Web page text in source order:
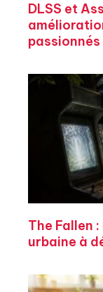
DLSS et
The Fallen
urbaine à